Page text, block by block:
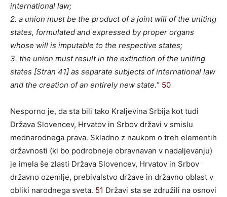
international law;
2. a union must be the product of a joint will of the uniting
states, formulated and expressed by proper organs
whose will is imputable to the respective states;
3. the union must result in the extinction of the uniting
states [Stran 41] as separate subjects of international law
and the creation of an entirely new state.“ 50
Nesporno je, da sta bili tako Kraljevina Srbija kot tudi
Država Slovencev, Hrvatov in Srbov državi v smislu
mednarodnega prava. Skladno z naukom o treh elementih
državnosti (ki bo podrobneje obravnavan v nadaljevanju)
je imela še zlasti Država Slovencev, Hrvatov in Srbov
državno ozemlje, prebivalstvo države in državno oblast v
obliki narodnega sveta. 51 Državi sta se združili na osnovi